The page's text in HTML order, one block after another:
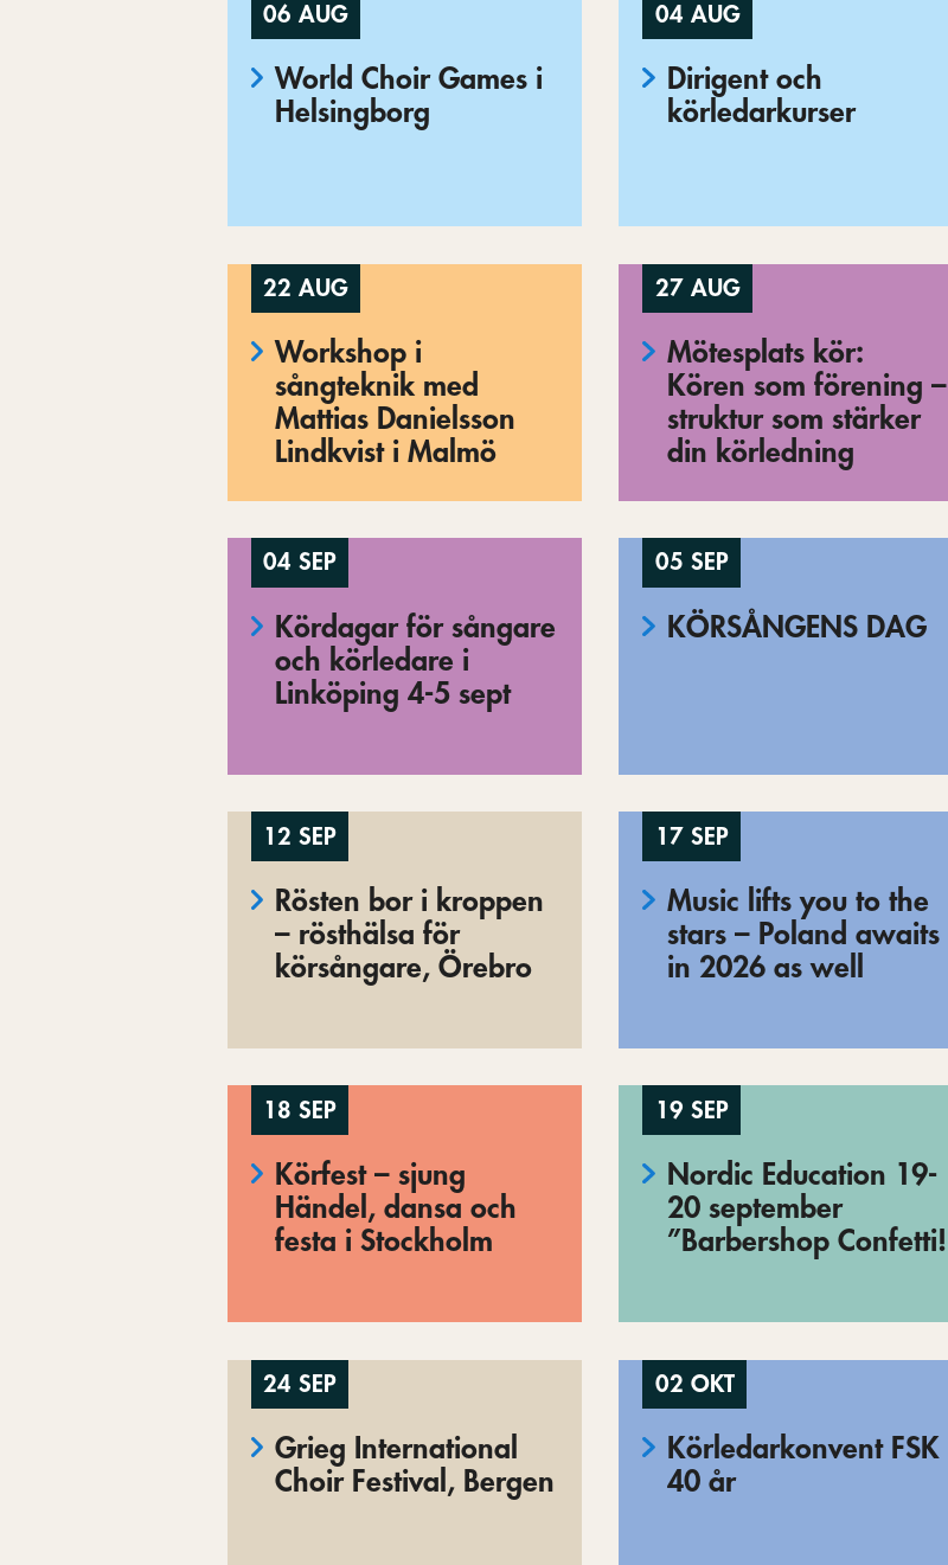
06 AUG
World Choir Games i
Helsingborg
04 AUG
Dirigent och
körledarkurser
22 AUG
Workshop i
sångteknik med
Mattias Danielsson
Lindkvist i Malmö
27 AUG
Mötesplats kör:
Kören som förening –
struktur som stärker
din körledning
04 SEP
Kördagar för sångare
och körledare i
Linköping 4-5 sept
05 SEP
KÖRSÅNGENS DAG
12 SEP
Rösten bor i kroppen
– rösthälsa för
körsångare, Örebro
17 SEP
Music lifts you to the
stars – Poland awaits
in 2026 as well
18 SEP
Körfest – sjung
Händel, dansa och
festa i Stockholm
19 SEP
Nordic Education 19-
20 september
”Barbershop Confetti!
24 SEP
Grieg International
Choir Festival, Bergen
02 OKT
Körledarkonvent FSK
40 år